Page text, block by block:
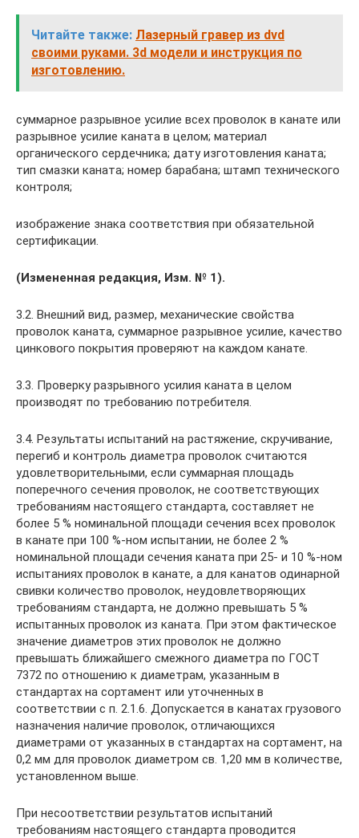
Читайте также: Лазерный гравер из dvd
своими руками. 3d модели и инструкция по
изготовлению.
суммарное разрывное усилие всех проволок в канате или
разрывное усилие каната в целом; материал
органического сердечника; дату изготовления каната;
тип смазки каната; номер барабана; штамп технического
контроля;
изображение знака соответствия при обязательной
сертификации.
(Измененная редакция, Изм. № 1).
3.2. Внешний вид, размер, механические свойства
проволок каната, суммарное разрывное усилие, качество
цинкового покрытия проверяют на каждом канате.
3.3. Проверку разрывного усилия каната в целом
производят по требованию потребителя.
3.4. Результаты испытаний на растяжение, скручивание,
перегиб и контроль диаметра проволок считаются
удовлетворительными, если суммарная площадь
поперечного сечения проволок, не соответствующих
требованиям настоящего стандарта, составляет не
более 5 % номинальной площади сечения всех проволок
в канате при 100 %-ном испытании, не более 2 %
номинальной площади сечения каната при 25- и 10 %-ном
испытаниях проволок в канате, а для канатов одинарной
свивки количество проволок, неудовлетворяющих
требованиям стандарта, не должно превышать 5 %
испытанных проволок из каната. При этом фактическое
значение диаметров этих проволок не должно
превышать ближайшего смежного диаметра по ГОСТ
7372 по отношению к диаметрам, указанным в
стандартах на сортамент или уточненных в
соответствии с п. 2.1.6. Допускается в канатах грузового
назначения наличие проволок, отличающихся
диаметрами от указанных в стандартах на сортамент, на
0,2 мм для проволок диаметром св. 1,20 мм в количестве,
установленном выше.
При несоответствии результатов испытаний
требованиям настоящего стандарта проводится